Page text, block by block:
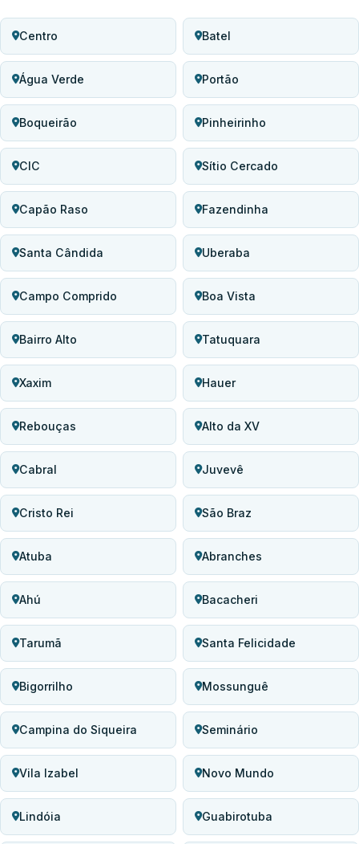
Centro Batel
Água Verde Portão
Boqueirão Pinheirinho
CIC Sítio Cercado
Capão Raso Fazendinha
Santa Cândida Uberaba
Campo Comprido Boa Vista
Bairro Alto Tatuquara
Xaxim Hauer
Rebouças Alto da XV
Cabral Juvevê
Cristo Rei São Braz
Atuba Abranches
Ahú Bacacheri
Tarumã Santa Felicidade
Bigorrilho Mossunguê
Campina do Siqueira Seminário
Vila Izabel Novo Mundo
Lindóia Guabirotuba